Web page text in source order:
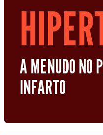
A MENUDO NO
INFARTO